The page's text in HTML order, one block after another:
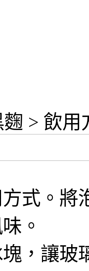
> 飲用
式。將
。
，讓玻